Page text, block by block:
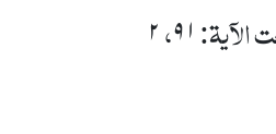
الآیۃ:۹۱،۲